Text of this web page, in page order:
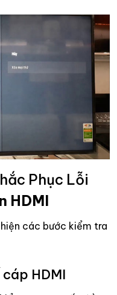
Phục Lỗi
HDMI
các bước kiểm tra
HDMI